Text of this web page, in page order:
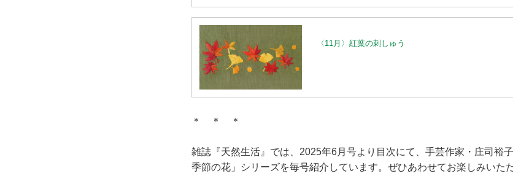
〈11月〉紅葉の刺しゅう
＊ ＊ ＊
雑誌『天然生活』では、2025年6月号より目次にて、手芸作家・庄司裕
季節の花」シリーズを毎号紹介しています。ぜひあわせてお楽しみいた